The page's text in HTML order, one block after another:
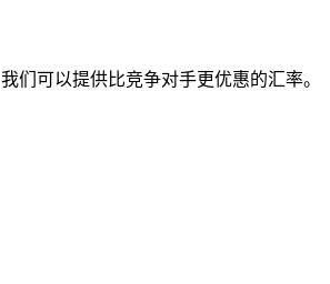
我们可以提供比竞争对手更优惠的汇率。